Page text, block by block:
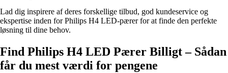
Lad dig inspirere af deres forskellige tilbud, god kundeservice og
ekspertise inden for Philips H4 LED-pærer for at finde den perfekte
løsning til dine behov.
Find Philips H4 LED Pærer Billigt – Sådan
får du mest værdi for pengene